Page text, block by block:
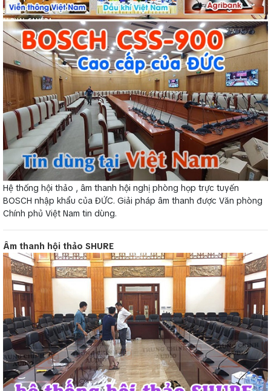
Hệ thống hội thảo , âm thanh hội nghị phòng họp trực tuyến
BOSCH nhập khẩu của ĐỨC. Giải pháp âm thanh được Văn phòng
Chính phủ Việt Nam tin dùng.
Âm thanh hội thảo SHURE